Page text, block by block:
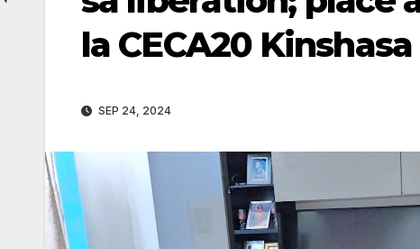
la CECA20 Kinshasa
SEP 24, 2024